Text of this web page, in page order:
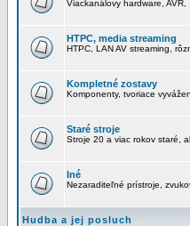
Viackanálovy hardware,
HTPC, media streaming
HTPC, LAN AV streaming,
Kompletné zostavy
Komponenty, tvoriace
Staré stroje
Stroje 20 a viac rokov staré,
Iné
Nezaraditeľné prístroje,
Hudba a jej posluch